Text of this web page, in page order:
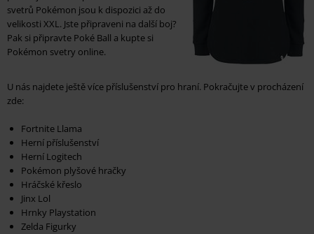
svetrů Pokémon jsou k dispozici až do
velikosti XXL. Jste připraveni na další boj?
Pak si připravte Poké Ball a kupte si
Pokémon svetry online.
U nás najdete ještě více příslušenství pro hraní. Pokračujte v procházení
zde:
Fortnite Llama
Herní příslušenství
Herní Logitech
Pokémon plyšové hračky
Hráčské křeslo
Jinx Lol
Hrnky Playstation
Zelda Figurky